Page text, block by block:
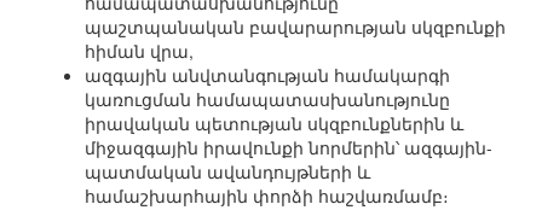
պաշտպանական բավարարության սկզբունքի
հիման վրա,
ազգային անվտանգության համակարգի
կառուցման համապատասխանությունը
իրավական պետության սկզբունքներին և
միջազգային իրավունքի նորմերին՝ ազգային-
պատմական ավանդույթների և
համաշխարհային փորձի հաշվառմամբ։